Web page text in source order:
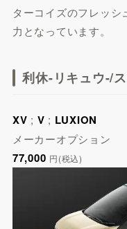
ターコイズのフレッ
力となっています。
利休-リキュウ-/
XV ; V ; LUXION
メーカーオプション
77,000 円(税込)